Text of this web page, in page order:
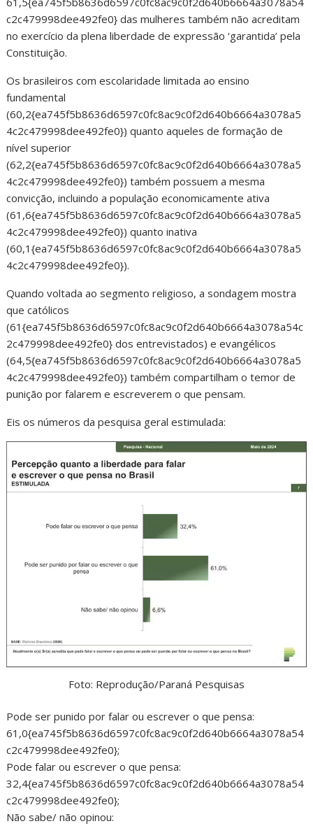
c2c479998dee492fe0} das mulheres também não acreditam
no exercício da plena liberdade de expressão ‘garantida’ pela
Constituição.
Os brasileiros com escolaridade limitada ao ensino
fundamental
(60,2{ea745f5b8636d6597c0fc8ac9c0f2d640b6664a3078a5
4c2c479998dee492fe0}) quanto aqueles de formação de
nível superior
(62,2{ea745f5b8636d6597c0fc8ac9c0f2d640b6664a3078a5
4c2c479998dee492fe0}) também possuem a mesma
convicção, incluindo a população economicamente ativa
(61,6{ea745f5b8636d6597c0fc8ac9c0f2d640b6664a3078a5
4c2c479998dee492fe0}) quanto inativa
(60,1{ea745f5b8636d6597c0fc8ac9c0f2d640b6664a3078a5
4c2c479998dee492fe0}).
Quando voltada ao segmento religioso, a sondagem mostra
que católicos
(61{ea745f5b8636d6597c0fc8ac9c0f2d640b6664a3078a54c
2c479998dee492fe0} dos entrevistados) e evangélicos
(64,5{ea745f5b8636d6597c0fc8ac9c0f2d640b6664a3078a5
4c2c479998dee492fe0}) também compartilham o temor de
punição por falarem e escreverem o que pensam.
Eis os números da pesquisa geral estimulada:
Foto: Reprodução/Paraná Pesquisas
Pode ser punido por falar ou escrever o que pensa:
61,0{ea745f5b8636d6597c0fc8ac9c0f2d640b6664a3078a54
c2c479998dee492fe0};
Pode falar ou escrever o que pensa:
32,4{ea745f5b8636d6597c0fc8ac9c0f2d640b6664a3078a54
c2c479998dee492fe0};
Não sabe/ não opinou: